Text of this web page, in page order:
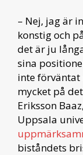
– Nej, jag är
konstig och
det är ju
sina
inte förväntat
mycket på
Eriksson
Uppsala
biståndets